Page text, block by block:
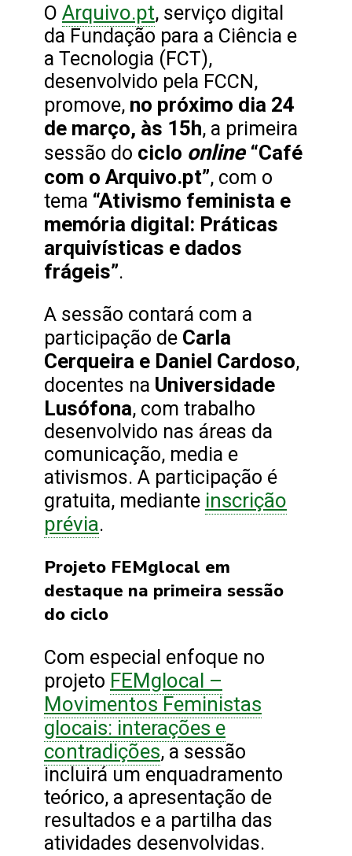
O Arquivo.pt, serviço digital
da Fundação para a Ciência e
a Tecnologia (FCT),
desenvolvido pela FCCN,
promove, no próximo dia 24
de março, às 15h, a primeira
sessão do ciclo online “Café
com o Arquivo.pt”, com o
tema “Ativismo feminista e
memória digital: Práticas
arquivísticas e dados
frágeis”.
A sessão contará com a
participação de Carla
Cerqueira e Daniel Cardoso,
docentes na Universidade
Lusófona, com trabalho
desenvolvido nas áreas da
comunicação, media e
ativismos. A participação é
gratuita, mediante inscrição
prévia.
Projeto FEMglocal em
destaque na primeira sessão
do ciclo
Com especial enfoque no
projeto FEMglocal –
Movimentos Feministas
glocais: interações e
contradições, a sessão
incluirá um enquadramento
teórico, a apresentação de
resultados e a partilha das
atividades desenvolvidas.